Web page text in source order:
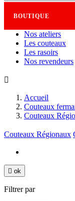
BOUTIQUE
Nos ateliers
Les couteaux
Les rasoirs
Nos revendeurs

Accueil
Couteaux
Couteaux
Couteaux Régionaux
 ok
Filtrer par